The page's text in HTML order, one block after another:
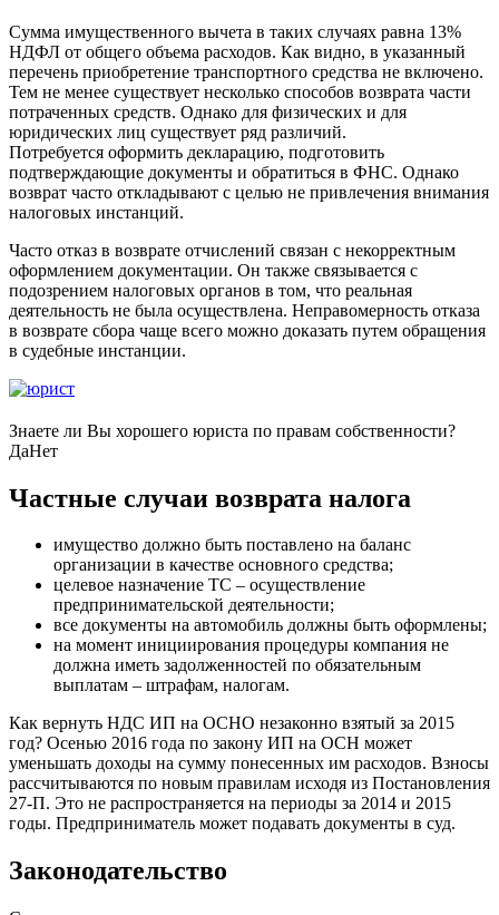
Сумма имущественного вычета в таких случаях равна 13%
НДФЛ от общего объема расходов. Как видно, в указанный
перечень приобретение транспортного средства не включено.
Тем не менее существует несколько способов возврата части
потраченных средств. Однако для физических и для
юридических лиц существует ряд различий.
Потребуется оформить декларацию, подготовить
подтверждающие документы и обратиться в ФНС. Однако
возврат часто откладывают с целью не привлечения внимания
налоговых инстанций.
Часто отказ в возврате отчислений связан с некорректным
оформлением документации. Он также связывается с
подозрением налоговых органов в том, что реальная
деятельность не была осуществлена. Неправомерность отказа
в возврате сбора чаще всего можно доказать путем обращения
в судебные инстанции.
Знаете ли Вы хорошего юриста по правам собственности?
ДаНет
Частные случаи возврата налога
имущество должно быть поставлено на баланс
организации в качестве основного средства;
целевое назначение ТС – осуществление
предпринимательской деятельности;
все документы на автомобиль должны быть оформлены;
на момент инициирования процедуры компания не
должна иметь задолженностей по обязательным
выплатам – штрафам, налогам.
Как вернуть НДС ИП на ОСНО незаконно взятый за 2015
год? Осенью 2016 года по закону ИП на ОСН может
уменьшать доходы на сумму понесенных им расходов. Взносы
рассчитываются по новым правилам исходя из Постановления
27-П. Это не распространяется на периоды за 2014 и 2015
годы. Предприниматель может подавать документы в суд.
Законодательство